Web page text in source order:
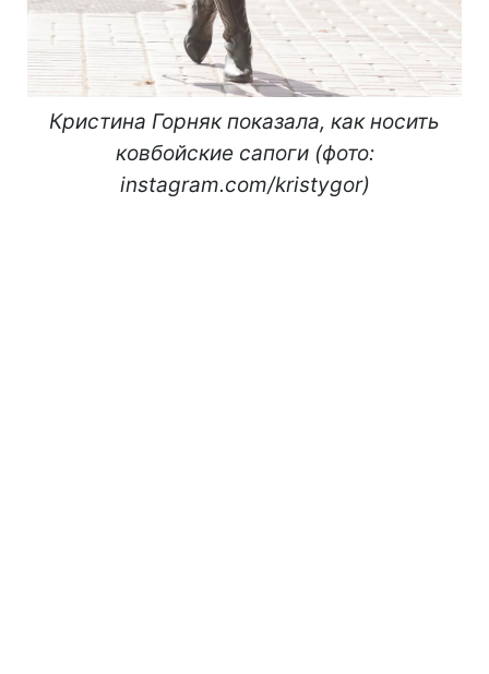
Кристина Горняк показала, как носить
ковбойские сапоги (фото:
instagram.com/kristygor)